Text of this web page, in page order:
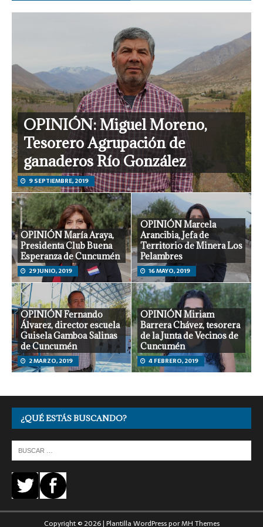
OPINIÓN: Miguel Moreno,
Tesorero Agrupación de
ganaderos Río González
9 SEPTIEMBRE, 2019
OPINIÓN María Araya,
Presidenta Club Buena
Esperanza de Cuncumén
29 JUNIO, 2019
OPINIÓN Marcela
Arancibia, Jefa de
Territorio de Minera Los
Pelambres
16 MAYO, 2019
OPINIÓN Fernando
Álvarez, director escuela
Guisela Gamboa Salinas
de Cuncumén
2 MARZO, 2019
OPINIÓN Miriam
Barrera Chávez, tesorera
de la Junta de Vecinos de
Cuncumén
4 FEBRERO, 2019
¿QUÉ ESTÁS BUSCANDO?
Copyright © 2026 | Plantilla WordPress porMH Themes